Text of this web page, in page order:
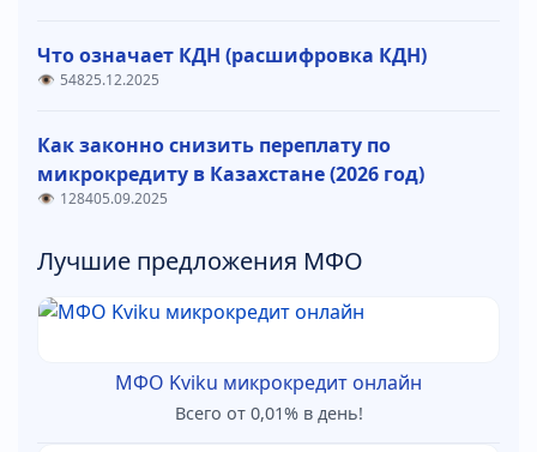
Что означает КДН (расшифровка КДН)
54825.12.2025
Как законно снизить переплату по
микрокредиту в Казахстане (2026 год)
128405.09.2025
Лучшие предложения МФО
МФО Kviku микрокредит онлайн
Всего от 0,01% в день!